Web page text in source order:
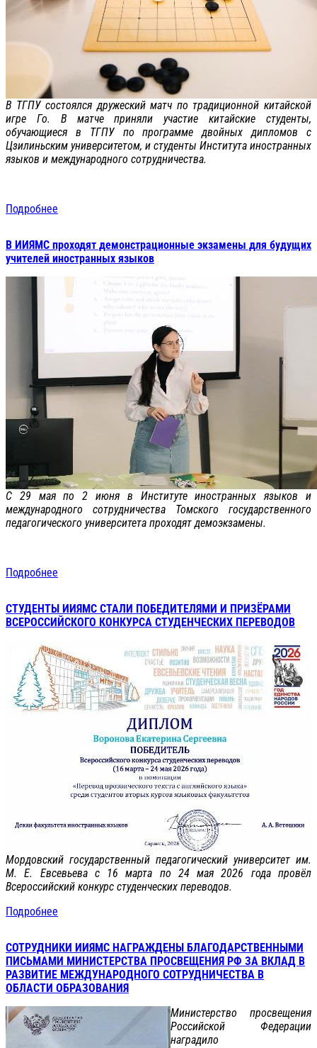
В ТГПУ состоялся дружеский матч по традиционной китайской
игре Го. В матче приняли участие китайские студенты,
обучающиеся в ТГПУ по программе двойных дипломов с
Цзилиньским университетом, и студенты Института иностранных
языков и международного сотрудничества.
Подробнее
В ИИЯМС проходят демонстрационные экзамены для будущих
учителей иностранных языков
С 29 мая по 2 июня в Институте иностранных языков и
международного сотрудничества Томского государственного
педагогического университета проходят демоэкзамены.
Подробнее
СТУДЕНТЫ ИИЯМС СТАЛИ ПОБЕДИТЕЛЯМИ И ПРИЗЁРАМИ
ВСЕРОССИЙСКОГО КОНКУРСА СТУДЕНЧЕСКИХ ПЕРЕВОДОВ
Мордовский государственный педагогический университет им.
М. Е. Евсевьева с 16 марта по 24 мая 2026 года провёл
Всероссийский конкурс студенческих переводов.
Подробнее
СОТРУДНИКИ ИИЯМС НАГРАЖДЕНЫ БЛАГОДАРСТВЕННЫМИ
ПИСЬМАМИ МИНИСТЕРСТВА ПРОСВЕЩЕНИЯ РФ ЗА ВКЛАД В
РАЗВИТИЕ МЕЖДУНАРОДНОГО СОТРУДНИЧЕСТВА В
ОБЛАСТИ ОБРАЗОВАНИЯ
Министерство просвещения
Российской Федерации
наградило